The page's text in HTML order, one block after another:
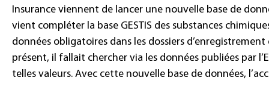
Insurance viennent de lancer une nouvelle base de
vient compléter la base GESTIS des substances
données obligatoires dans les dossiers d’enregistrement
présent, il fallait chercher via les données publiées par
telles valeurs. Avec cette nouvelle base de données,